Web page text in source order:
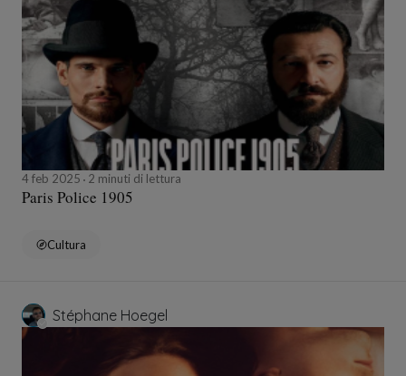
4 feb 2025 2 minuti di lettura
Paris Police 1905
Cultura
Stéphane Hoegel